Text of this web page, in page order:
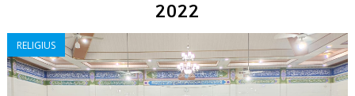
2022
RELIGIUS